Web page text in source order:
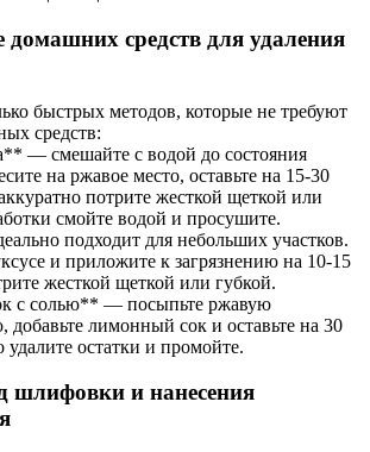
домашних средств для удаления
быстрых методов, которые не требуют
средств:
— смешайте с водой до состояния
на ржавое место, оставьте на 15-30
потрите жесткой щеткой или
смойте водой и просушите.
подходит для небольших участков.
и приложите к загрязнению на 10-15
жесткой щеткой или губкой.
с солью** — посыпьте ржавую
добавьте лимонный сок и оставьте на 30
удалите остатки и промойте.
шлифовки и нанесения